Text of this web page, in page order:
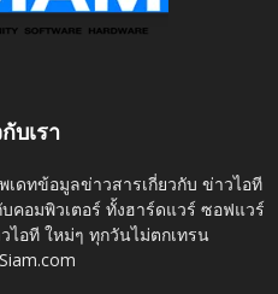
บเรา
ดทข้อมูลข่าวสารเกี่ยวกับ ข่าวไอที
คอมพิวเตอร์ ทั้งฮาร์ดแวร์ ซอฟแวร์
ไอที ใหม่ๆ ทุกวันไม่ตกเทรน